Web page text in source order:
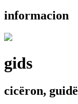
informacion
gids
cicëron, guidë